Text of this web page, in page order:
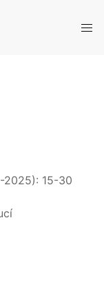
2025): 15-30